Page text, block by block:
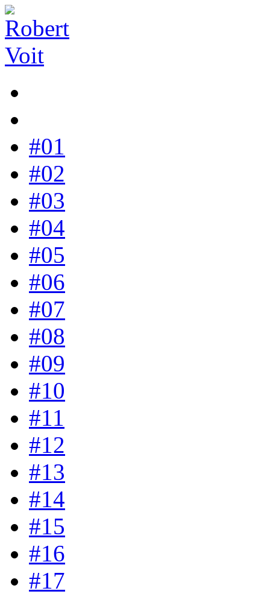
#01
#02
#03
#04
#05
#06
#07
#08
#09
#10
#11
#12
#13
#14
#15
#16
#17